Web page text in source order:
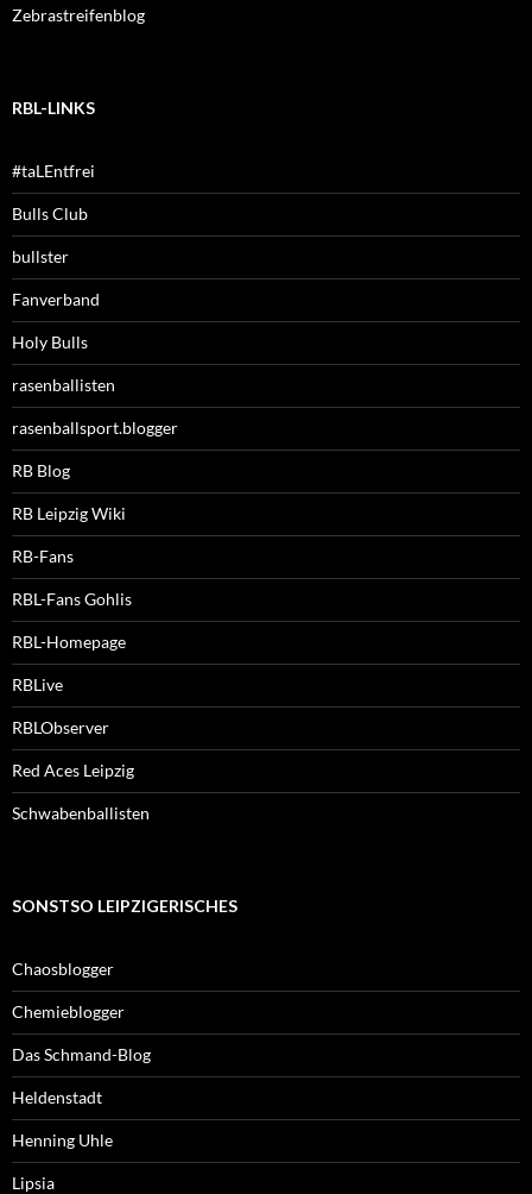
Zebrastreifenblog
RBL-LINKS
#taLEntfrei
Bulls Club
bullster
Fanverband
Holy Bulls
rasenballisten
rasenballsport.blogger
RB Blog
RB Leipzig Wiki
RB-Fans
RBL-Fans Gohlis
RBL-Homepage
RBLive
RBLObserver
Red Aces Leipzig
Schwabenballisten
SONSTSO LEIPZIGERISCHES
Chaosblogger
Chemieblogger
Das Schmand-Blog
Heldenstadt
Henning Uhle
Lipsia